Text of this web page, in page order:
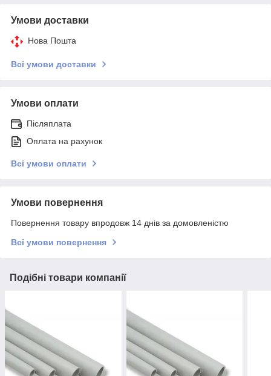
Умови доставки
Нова Пошта
Всі умови доставки
Умови оплати
Післяплата
Оплата на рахунок
Всі умови оплати
Умови повернення
Повернення товару впродовж 14 днів за домовленістю
Всі умови повернення
Подібні товари компанії